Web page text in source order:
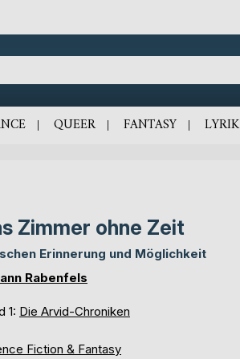
QUEER FANTASY LYRIK
Zimmer ohne Zeit
Erinnerung und Möglichkeit
Rabenfels
1: Die Arvid-Chroniken
Fiction & Fantasy